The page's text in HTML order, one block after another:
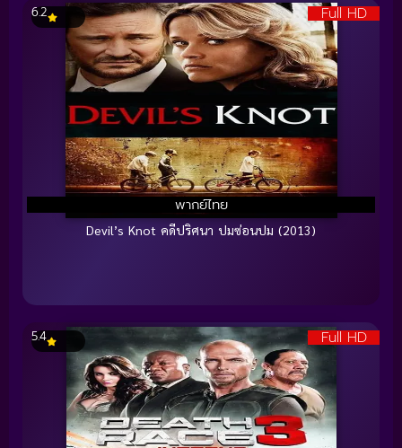
Full HD
พากย์ไทย
6.2
Devil’s Knot คดีปริศนา ปมซ่อนปม (2013)
Full HD
5.4